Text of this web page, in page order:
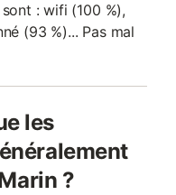
: wifi (100 %),
(93 %)... Pas mal
les
?